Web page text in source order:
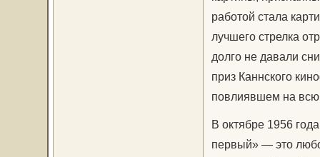
работой стала
лучшего стрелка
долго не давали
приз Каннского
повлиявшем на всю
В октябре 1956
первый» — это